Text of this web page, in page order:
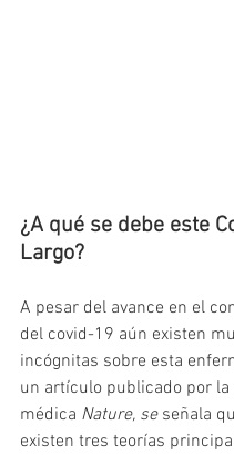
¿A qué se debe este
Largo?
A pesar del avance en el
del covid-19 aún existen
incógnitas sobre esta
un artículo publicado por la
médica Nature, se señala
existen tres teorías